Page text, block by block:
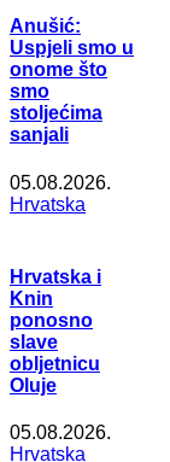
Anušić:
Uspjeli smo u
onome što
smo
stoljećima
sanjali
05.08.2026.
Hrvatska
Hrvatska i
Knin
ponosno
slave
obljetnicu
Oluje
05.08.2026.
Hrvatska